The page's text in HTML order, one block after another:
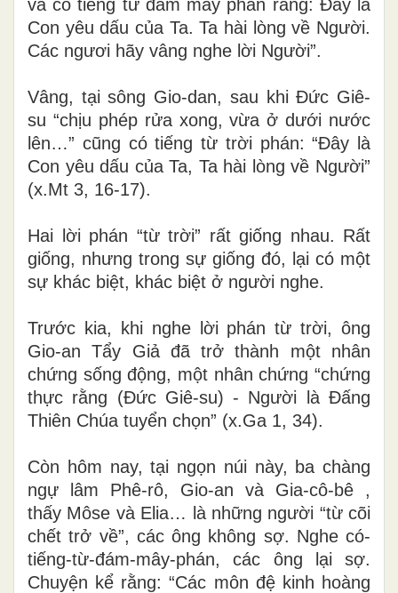
và có tiếng từ đám mây phán rằng: Đây là
Con yêu dấu của Ta. Ta hài lòng về Người.
Các ngươi hãy vâng nghe lời Người”.
Vâng, tại sông Gio-dan, sau khi Đức Giê-
su “chịu phép rửa xong, vừa ở dưới nước
lên…” cũng có tiếng từ trời phán: “Đây là
Con yêu dấu của Ta, Ta hài lòng về Người”
(x.Mt 3, 16-17).
Hai lời phán “từ trời” rất giống nhau. Rất
giống, nhưng trong sự giống đó, lại có một
sự khác biệt, khác biệt ở người nghe.
Trước kia, khi nghe lời phán từ trời, ông
Gio-an Tẩy Giả đã trở thành một nhân
chứng sống động, một nhân chứng “chứng
thực rằng (Đức Giê-su) - Người là Đấng
Thiên Chúa tuyển chọn” (x.Ga 1, 34).
Còn hôm nay, tại ngọn núi này, ba chàng
ngự lâm Phê-rô, Gio-an và Gia-cô-bê ,
thấy Môse và Elia… là những người “từ cõi
chết trở về”, các ông không sợ. Nghe có-
tiếng-từ-đám-mây-phán, các ông lại sợ.
Chuyện kể rằng: “Các môn đệ kinh hoàng